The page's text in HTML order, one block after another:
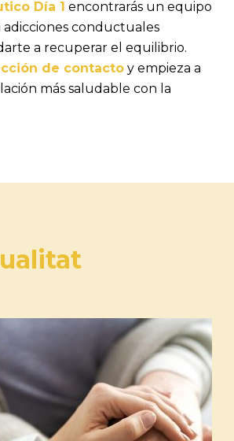
Día 1 encontrarás un equipo
adicciones conductuales
a recuperar el equilibrio.
de contacto y empieza a
más saludable con la